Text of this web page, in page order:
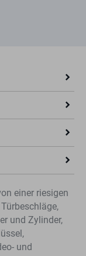
einer riesigen
und Zylinder,
und